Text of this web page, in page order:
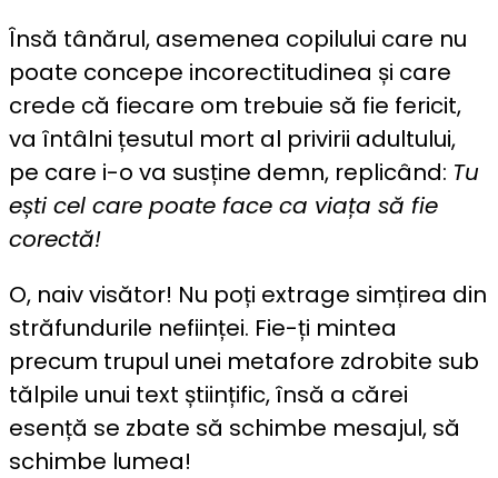
Însă tânărul, asemenea copilului care nu
poate concepe incorectitudinea și care
crede că fiecare om trebuie să fie fericit,
va întâlni țesutul mort al privirii adultului,
pe care i-o va susține demn, replicând: Tu
ești cel care poate face ca viața să fie
corectă!
O, naiv visător! Nu poți extrage simțirea din
străfundurile neființei. Fie-ți mintea
precum trupul unei metafore zdrobite sub
tălpile unui text științific, însă a cărei
esență se zbate să schimbe mesajul, să
schimbe lumea!